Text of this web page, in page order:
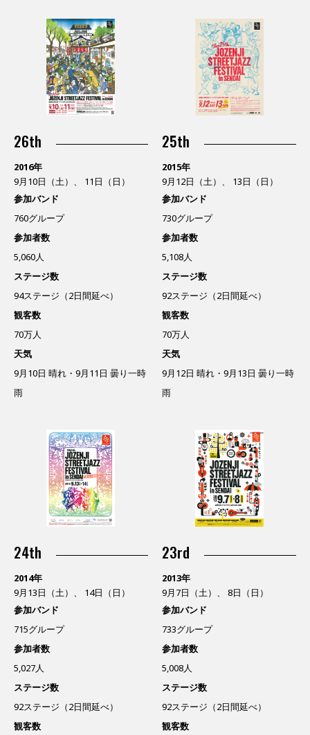
26th
2016年
9月10日（土）、 11日（日）
参加バンド
760グループ
参加者数
5,060人
ステージ数
94ステージ（2日間延べ）
観客数
70万人
天気
9月10日 晴れ・9月11日 曇り一時
雨
25th
2015年
9月12日（土）、 13日（日）
参加バンド
730グループ
参加者数
5,108人
ステージ数
92ステージ（2日間延べ）
観客数
70万人
天気
9月12日 晴れ・9月13日 曇り一時
雨
24th
2014年
9月13日（土）、 14日（日）
参加バンド
715グループ
参加者数
5,027人
ステージ数
92ステージ（2日間延べ）
観客数
23rd
2013年
9月7日（土）、 8日（日）
参加バンド
733グループ
参加者数
5,008人
ステージ数
92ステージ（2日間延べ）
観客数